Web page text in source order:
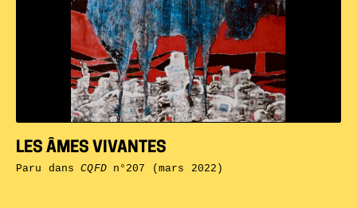
LES ÂMES VIVANTES
Paru dansCQFDn°207 (mars 2022)